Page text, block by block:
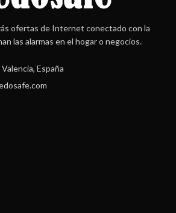
ofertas de Internet conectado con la
las alarmas en el hogar o negocios.
España